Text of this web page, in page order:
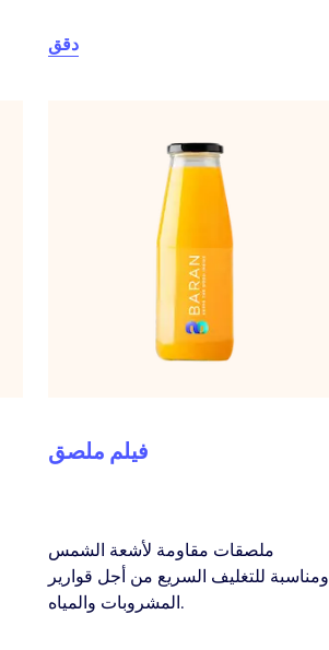
دقق
فيلم ملصق
ملصقات مقاومة لأشعة الشمس
ومناسبة للتغليف السريع من أجل قوارير
المشروبات والمياه.